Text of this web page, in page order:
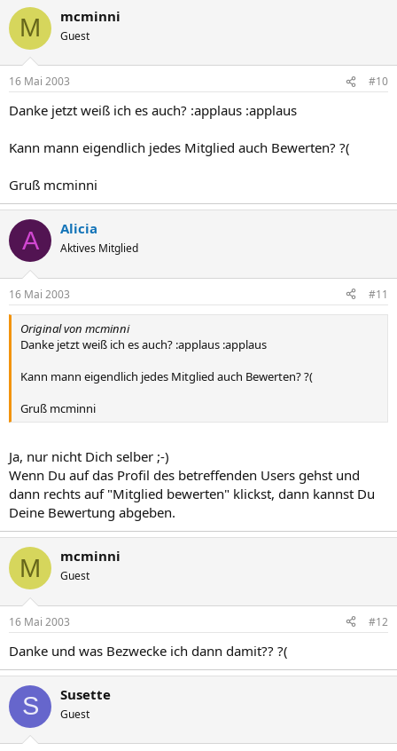
M mcminni
Guest
16 Mai 2003 #10
Danke jetzt weiß ich es auch? :applaus :applaus
Kann mann eigendlich jedes Mitglied auch Bewerten? ?(
Gruß mcminni
A Alicia
Aktives Mitglied
16 Mai 2003 #11
Original von mcminni
Danke jetzt weiß ich es auch? :applaus :applaus
Kann mann eigendlich jedes Mitglied auch Bewerten? ?(
Gruß mcminni
Ja, nur nicht Dich selber ;-)
Wenn Du auf das Profil des betreffenden Users gehst und
dann rechts auf "Mitglied bewerten" klickst, dann kannst Du
Deine Bewertung abgeben.
M mcminni
Guest
16 Mai 2003 #12
Danke und was Bezwecke ich dann damit?? ?(
S Susette
Guest